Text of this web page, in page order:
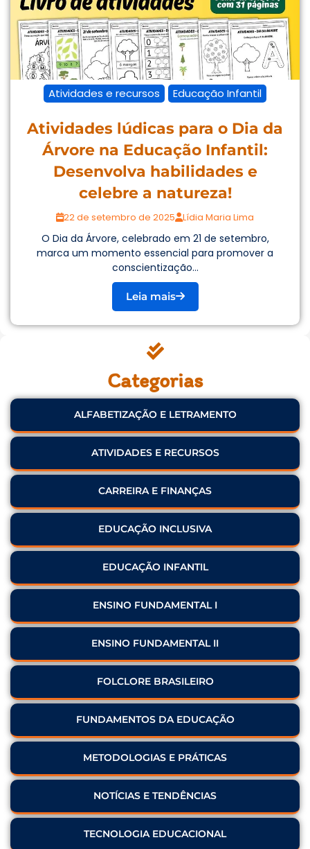
Atividades e recursos Educação Infantil
Atividades lúdicas para o Dia da
Árvore na Educação Infantil:
Desenvolva habilidades e
celebre a natureza!
22 de setembro de 2025 Lídia Maria Lima
O Dia da Árvore, celebrado em 21 de setembro,
marca um momento essencial para promover a
conscientização...
Leia mais
Categorias
ALFABETIZAÇÃO E LETRAMENTO
ATIVIDADES E RECURSOS
CARREIRA E FINANÇAS
EDUCAÇÃO INCLUSIVA
EDUCAÇÃO INFANTIL
ENSINO FUNDAMENTAL I
ENSINO FUNDAMENTAL II
FOLCLORE BRASILEIRO
FUNDAMENTOS DA EDUCAÇÃO
METODOLOGIAS E PRÁTICAS
NOTÍCIAS E TENDÊNCIAS
TECNOLOGIA EDUCACIONAL